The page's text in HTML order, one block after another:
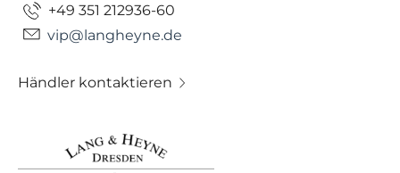
+49 351 212936-60
vip@langheyne.de
Händler kontaktieren